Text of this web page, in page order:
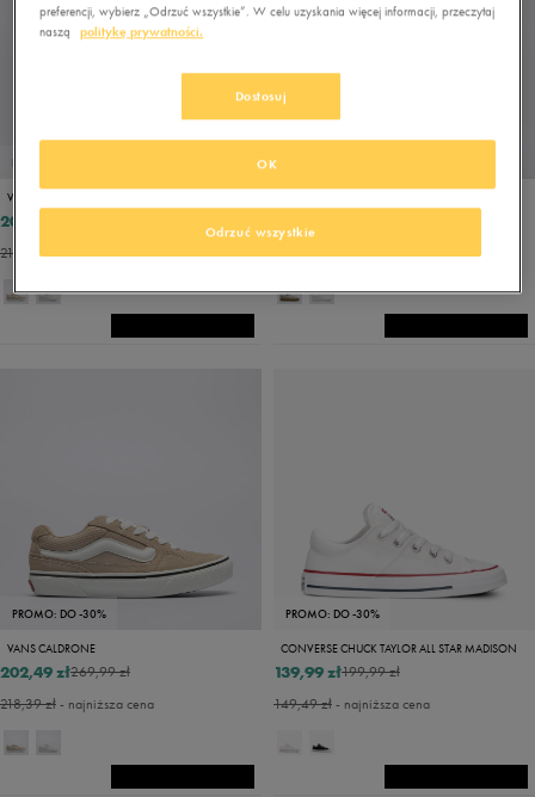
VANS CALDRONE
202,49 zł
218,39 zł- najniższa cena 237,49 zł- najniższa cena
PROMO: DO -30%
VANS CALDRONE
269,99 zł
202,49 zł
218,39 zł- najniższa cena
PROMO: DO -30%
CONVERSE CHUCK TAYLOR ALL STAR MADISON
199,99 zł
139,99 zł
149,49 zł- najniższa cena
preferencji, wybierz „Odrzuć wszystkie”. W celu uzyskania więcej informacji, przeczytaj
naszą
politykę prywatności.
Dostosuj
Odrzuć wszystkie
OK